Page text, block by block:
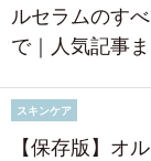
ルセラムのす
で｜人気記事
スキンケア
【保存版】オ